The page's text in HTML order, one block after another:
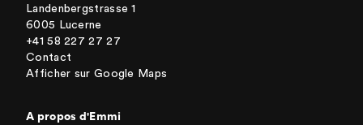
Landenbergstrasse 1
6005 Lucerne
+41 58 227 27 27
Contact
Afficher sur Google Maps
A propos d'Emmi